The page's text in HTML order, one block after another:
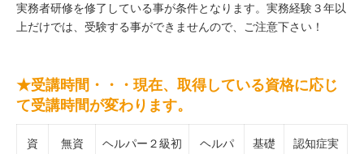
実務者研修を修了している事が条件となります。実務経験３年以
上だけでは、受験する事ができませんので、ご注意下さい！
★受講時間・・・現在、取得している資格に応じ
て受講時間が変わります。
資
無資
ヘルパー２級初
ヘルパ
基礎
認知症実